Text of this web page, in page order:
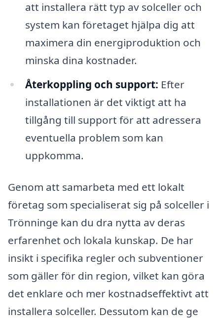
att installera rätt typ av solceller och
system kan företaget hjälpa dig att
maximera din energiproduktion och
minska dina kostnader.
Återkoppling och support: Efter
installationen är det viktigt att ha
tillgång till support för att adressera
eventuella problem som kan
uppkomma.
Genom att samarbeta med ett lokalt
företag som specialiserat sig på solceller i
Trönninge kan du dra nytta av deras
erfarenhet och lokala kunskap. De har
insikt i specifika regler och subventioner
som gäller för din region, vilket kan göra
det enklare och mer kostnadseffektivt att
installera solceller. Dessutom kan de ge